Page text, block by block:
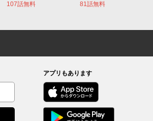
107話無料 81話無料
アプリもあります